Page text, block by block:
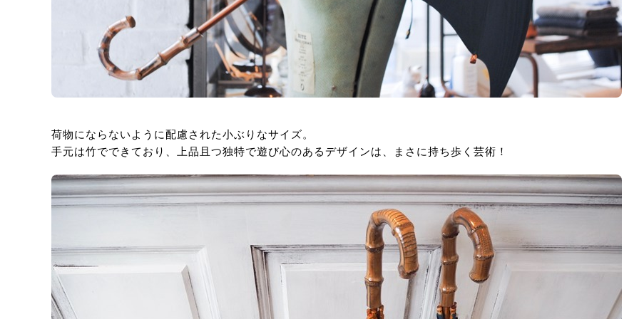
荷物にならないように配慮された小ぶりなサイズ。
手元は竹でできており、上品且つ独特で遊び心のあるデザインは、まさに持ち歩く芸術！